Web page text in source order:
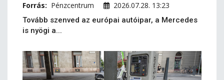
Forrás: Pénzcentrum 2026.07.28. 13:23
Tovább szenved az európai autóipar, a Mercedes
is nyögi a...